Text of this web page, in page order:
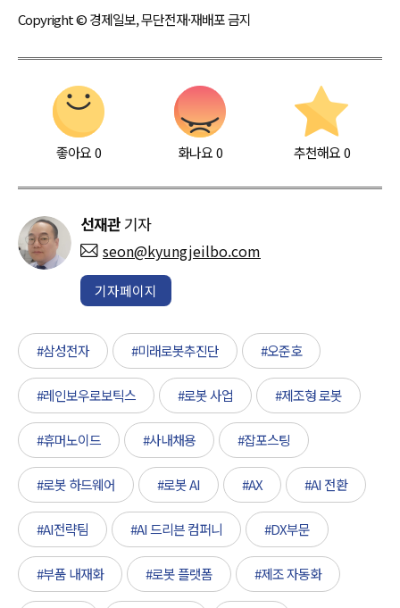
Copyright © 경제일보, 무단전재·재배포 금지
좋아요0 화나요0 추천해요 0
선재관 기자
seon@kyungjeilbo.com
기자페이지
#삼성전자 #미래로봇추진단 #오준호
#레인보우로보틱스 #로봇 사업 #제조형 로봇
#휴머노이드 #사내채용 #잡포스팅
#로봇 하드웨어 #로봇 AI #AX #AI 전환
#AI전략팀 #AI 드리븐 컴퍼니 #DX부문
#부품 내재화 #로봇 플랫폼 #제조 자동화